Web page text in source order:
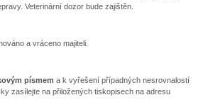
Veterinární dozor bude zajištěn.
a vráceno majiteli.
písmem a k vyřešení případných nesrovnalostí
zasílejte na přiložených tiskopisech na adresu